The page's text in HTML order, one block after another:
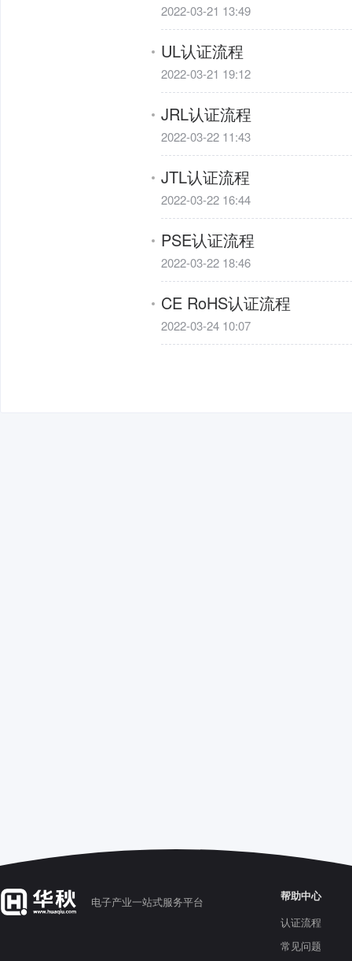
2022-03-21 13:49
UL认证流程
2022-03-21 19:12
JRL认证流程
2022-03-22 11:43
JTL认证流程
2022-03-22 16:44
PSE认证流程
2022-03-22 18:46
CE RoHS认证流程
2022-03-24 10:07
电子产业一站式服务平台
帮助中心
认证流程
常见问题